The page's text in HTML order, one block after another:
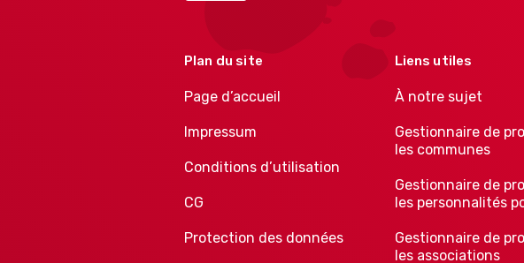
Plan du site
Page d’accueil
Impressum
Conditions d’utilisation
CG
Protection des données
Liens utiles
À notre sujet
Gestionnaire de
les communes
Gestionnaire de
les personnalités
Gestionnaire de
les associations